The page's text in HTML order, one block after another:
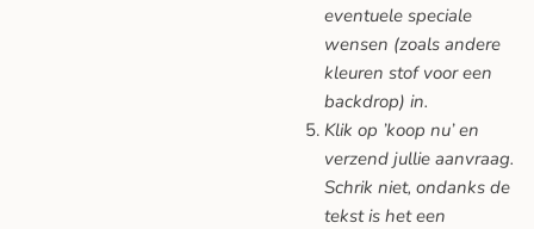
eventuele speciale
wensen (zoals andere
kleuren stof voor een
backdrop) in.
Klik op ’koop nu’ en
verzend jullie aanvraag.
Schrik niet, ondanks de
tekst is het een